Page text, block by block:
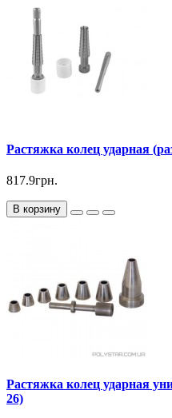
Растяжка колец ударная
817.9грн.
В корзину
Растяжка колец ударная
26)